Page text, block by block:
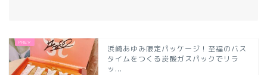
浜崎あゆみ限定パッケージ！至福のバス
タイムをつくる炭酸ガスパックでリラ
ッ...